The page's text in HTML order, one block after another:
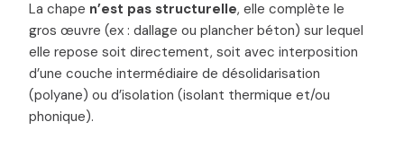
La chape n’est pas structurelle, elle complète le
gros œuvre (ex : dallage ou plancher béton) sur lequel
elle repose soit directement, soit avec interposition
d’une couche intermédiaire de désolidarisation
(polyane) ou d’isolation (isolant thermique et/ou
phonique).